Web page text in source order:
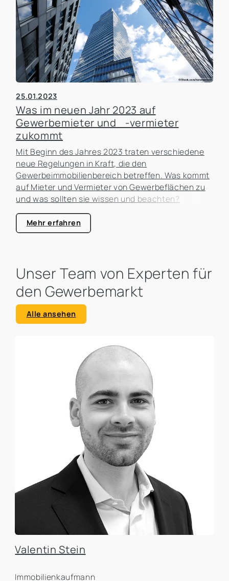
25.01.2023
Was im neuen Jahr 2023 auf
Gewerbemieter und -vermieter
zukommt
Mit Beginn des Jahres 2023 traten verschiedene
neue Regelungen in Kraft, die den
Gewerbeimmobilienbereich betreffen. Was kommt
auf Mieter und Vermieter von Gewerbeflächen zu
und was sollten sie wissen und beachten?
Mehr erfahren
Unser Team von Experten für
den Gewerbemarkt
Alle ansehen
Valentin Stein
Immobilienkaufmann